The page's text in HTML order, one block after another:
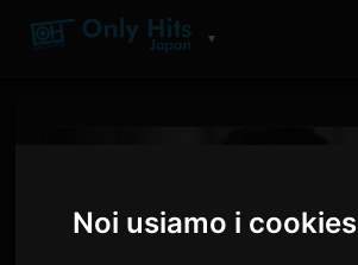
Noi usiamo i cookies
▼